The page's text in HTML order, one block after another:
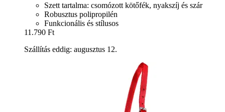
Szett tartalma: csomózott kötőfék, nyakszíj és szár
Robusztus polipropilén
Funkcionális és stílusos
11.790 Ft
Szállítás eddig: augusztus 12.